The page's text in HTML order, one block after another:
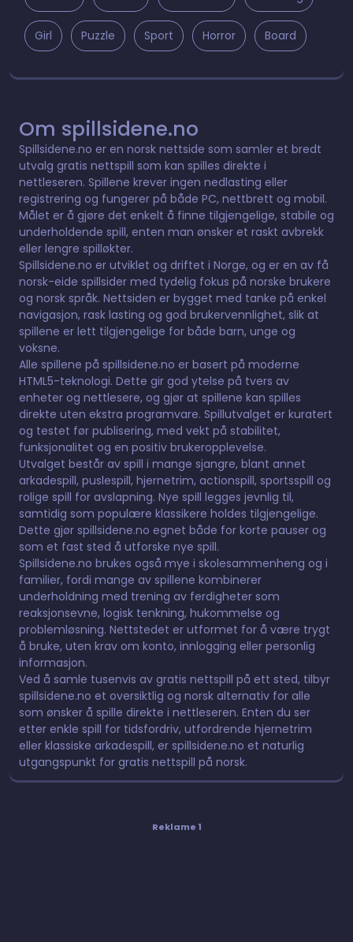
Girl Puzzle Sport Horror Board
Om spillsidene.no
Spillsidene.no er en norsk nettside som samler et bredt
utvalg gratis nettspill som kan spilles direkte i
nettleseren. Spillene krever ingen nedlasting eller
registrering og fungerer på både PC, nettbrett og mobil.
Målet er å gjøre det enkelt å finne tilgjengelige, stabile og
underholdende spill, enten man ønsker et raskt avbrekk
eller lengre spilløkter.
Spillsidene.no er utviklet og driftet i Norge, og er en av få
norsk-eide spillsider med tydelig fokus på norske brukere
og norsk språk. Nettsiden er bygget med tanke på enkel
navigasjon, rask lasting og god brukervennlighet, slik at
spillene er lett tilgjengelige for både barn, unge og
voksne.
Alle spillene på spillsidene.no er basert på moderne
HTML5-teknologi. Dette gir god ytelse på tvers av
enheter og nettlesere, og gjør at spillene kan spilles
direkte uten ekstra programvare. Spillutvalget er kuratert
og testet før publisering, med vekt på stabilitet,
funksjonalitet og en positiv brukeropplevelse.
Utvalget består av spill i mange sjangre, blant annet
arkadespill, puslespill, hjernetrim, actionspill, sportsspill og
rolige spill for avslapning. Nye spill legges jevnlig til,
samtidig som populære klassikere holdes tilgjengelige.
Dette gjør spillsidene.no egnet både for korte pauser og
som et fast sted å utforske nye spill.
Spillsidene.no brukes også mye i skolesammenheng og i
familier, fordi mange av spillene kombinerer
underholdning med trening av ferdigheter som
reaksjonsevne, logisk tenkning, hukommelse og
problemløsning. Nettstedet er utformet for å være trygt
å bruke, uten krav om konto, innlogging eller personlig
informasjon.
Ved å samle tusenvis av gratis nettspill på ett sted, tilbyr
spillsidene.no et oversiktlig og norsk alternativ for alle
som ønsker å spille direkte i nettleseren. Enten du ser
etter enkle spill for tidsfordriv, utfordrende hjernetrim
eller klassiske arkadespill, er spillsidene.no et naturlig
utgangspunkt for gratis nettspill på norsk.
Reklame 1